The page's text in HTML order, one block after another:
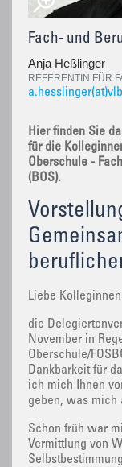
Fach- und
Anja Heßlinger
REFERENTIN FÜR
Hier finden Sie
für die
Oberschule -
(BOS).
Liebe
die
November in
Oberschule/
Dankbarkeit für
ich mich Ihnen
geben, was mich
Schon früh war
Vermittlung von